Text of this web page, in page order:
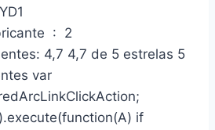
Referência do fabricante ‏ : ‎ 2
4,7 4,7 de 5 estrelas 5
var
if